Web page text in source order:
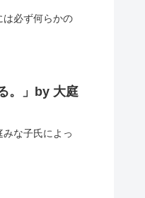
は必ず何らかの
。」by 大庭
な子氏によっ